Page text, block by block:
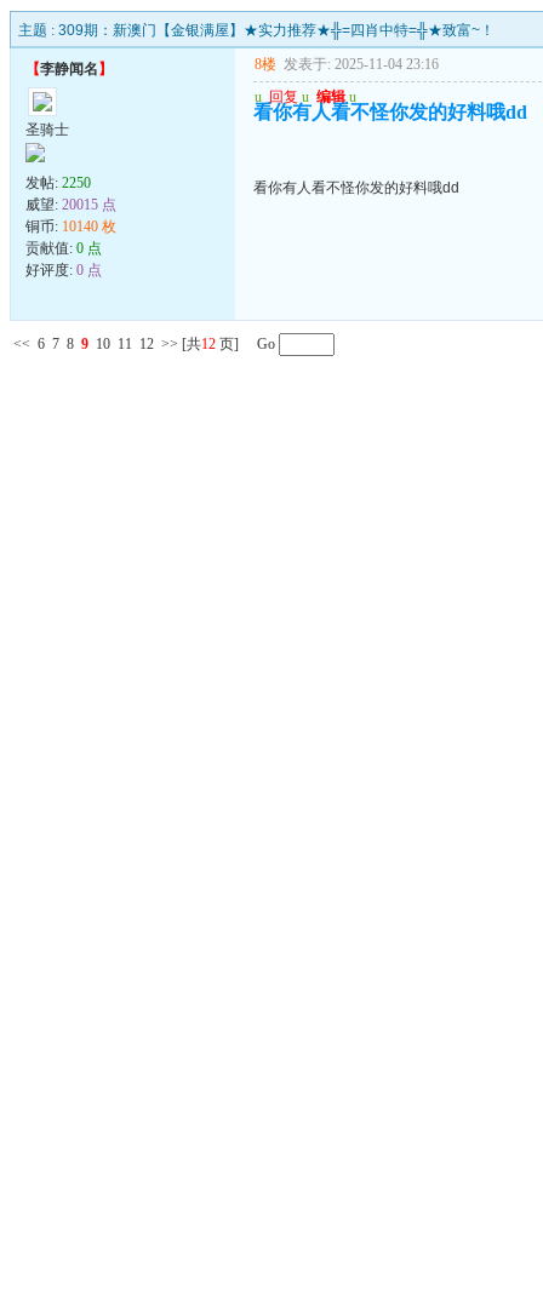
主题 : 309期：新澳门【金银满屋】★实力推荐★╬=四肖中特=╬★致富~！
【李静闻名 】
圣骑士
发帖: 2250
威望: 20015 点
铜币: 10140 枚
贡献值: 0 点
好评度: 0 点
8楼 发表于: 2025-11-04 23:16
u 回复 u 编辑 u
看你有人看不怪你发的好料哦dd
看你有人看不怪你发的好料哦dd
<< 6 7 8 9 10 11 12 >> [共12 页] Go